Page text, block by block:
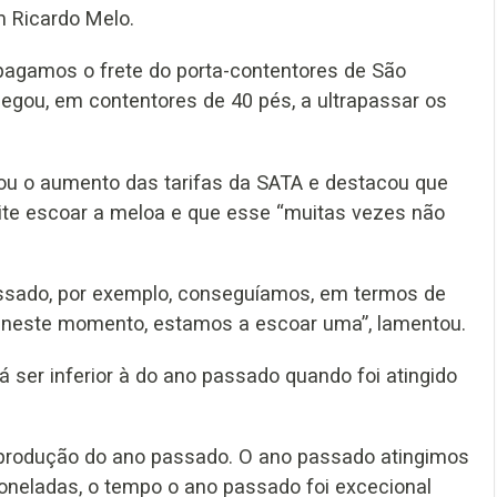
Ricardo Melo.
o frete do porta-contentores de São
em contentores de 40 pés, a ultrapassar os
o aumento das tarifas da SATA e destacou que
escoar a meloa e que esse “muitas vezes não
por exemplo, conseguíamos, em termos de
momento, estamos a escoar uma”, lamentou.
ser inferior à do ano passado quando foi atingido
do ano passado. O ano passado atingimos
o tempo o ano passado foi excecional